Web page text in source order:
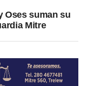
Oses suman su
Mitre